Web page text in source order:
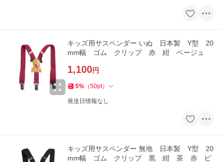
キッズ用サスペンダー いぬ 日本製 Y型 20
mm幅 ゴム クリップ 赤 紺 ベージュ
1,100円
5% （50pt）
発送日情報なし
キッズ用サスペンダー 無地 日本製 Y型 20
mm幅 ゴム クリップ 黒 紺 茶 赤 ピ